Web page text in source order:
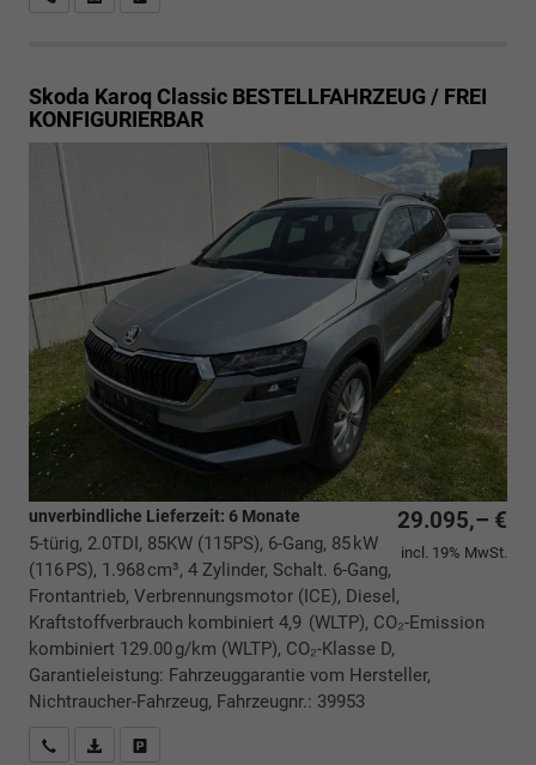
Skoda Karoq Classic BESTELLFAHRZEUG / FREI
KONFIGURIERBAR
29.095,– €
incl. 19% MwSt.
unverbindliche Lieferzeit: 6 Monate
5-türig, 2.0TDI, 85KW (115PS), 6-Gang, 85 kW
(116 PS), 1.968 cm³, 4 Zylinder, Schalt. 6-Gang,
Frontantrieb, Verbrennungsmotor (ICE), Diesel,
Kraftstoffverbrauch kombiniert 4,9 (WLTP), CO₂-Emission
kombiniert 129.00 g/km (WLTP), CO₂-Klasse D,
Garantieleistung: Fahrzeuggarantie vom Hersteller,
Nichtraucher-Fahrzeug, Fahrzeugnr.: 39953
Rückrufbitte absenden
PDF-Datei, Fahrzeugexposé drucken